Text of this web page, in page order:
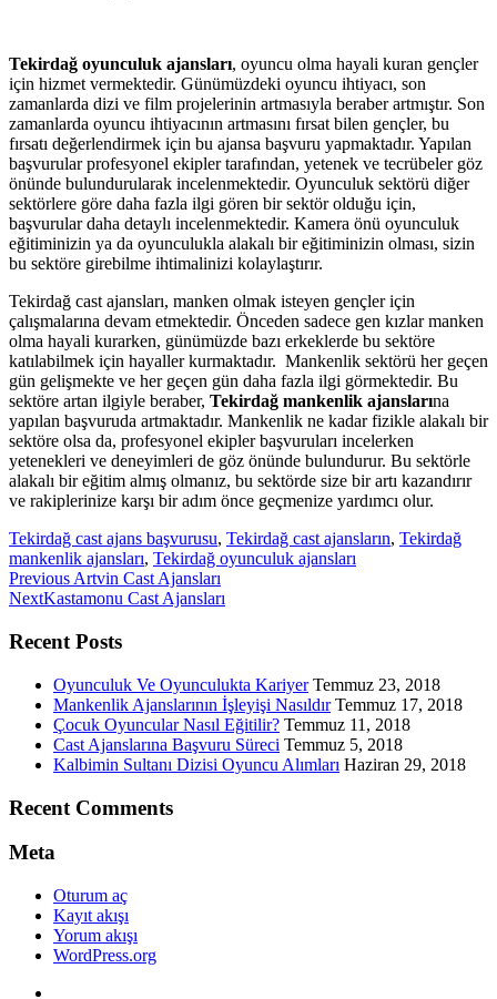
Tekirdağ oyunculuk ajansları, oyuncu olma hayali kuran gençler
için hizmet vermektedir. Günümüzdeki oyuncu ihtiyacı, son
zamanlarda dizi ve film projelerinin artmasıyla beraber artmıştır. Son
zamanlarda oyuncu ihtiyacının artmasını fırsat bilen gençler, bu
fırsatı değerlendirmek için bu ajansa başvuru yapmaktadır. Yapılan
başvurular profesyonel ekipler tarafından, yetenek ve tecrübeler göz
önünde bulundurularak incelenmektedir. Oyunculuk sektörü diğer
sektörlere göre daha fazla ilgi gören bir sektör olduğu için,
başvurular daha detaylı incelenmektedir. Kamera önü oyunculuk
eğitiminizin ya da oyunculukla alakalı bir eğitiminizin olması, sizin
bu sektöre girebilme ihtimalinizi kolaylaştırır.
Tekirdağ cast ajansları, manken olmak isteyen gençler için
çalışmalarına devam etmektedir. Önceden sadece gen kızlar manken
olma hayali kurarken, günümüzde bazı erkeklerde bu sektöre
katılabilmek için hayaller kurmaktadır. Mankenlik sektörü her geçen
gün gelişmekte ve her geçen gün daha fazla ilgi görmektedir. Bu
sektöre artan ilgiyle beraber, Tekirdağ mankenlik ajanslarına
yapılan başvuruda artmaktadır. Mankenlik ne kadar fizikle alakalı bir
sektöre olsa da, profesyonel ekipler başvuruları incelerken
yetenekleri ve deneyimleri de göz önünde bulundurur. Bu sektörle
alakalı bir eğitim almış olmanız, bu sektörde size bir artı kazandırır
ve rakiplerinize karşı bir adım önce geçmenize yardımcı olur.
Tekirdağ cast ajans başvurusu, Tekirdağ cast ajansların, Tekirdağ
mankenlik ajansları, Tekirdağ oyunculuk ajansları
PreviousPrevious
post:
Artvin Cast Ajansları
NextNext
Kastamonu Cast Ajansları
Recent Posts
Oyunculuk Ve Oyunculukta Kariyer Temmuz 23, 2018
Mankenlik Ajanslarının İşleyişi Nasıldır Temmuz 17, 2018
Çocuk Oyuncular Nasıl Eğitilir? Temmuz 11, 2018
Cast Ajanslarına Başvuru Süreci Temmuz 5, 2018
Kalbimin Sultanı Dizisi Oyuncu Alımları Haziran 29, 2018
Recent Comments
Meta
Oturum aç
Kayıt akışı
Yorum akışı
WordPress.org